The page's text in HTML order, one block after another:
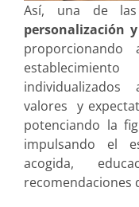
Así, una de
personalización
valores y
potenciando la
impulsando el
acogida,
recomendaciones